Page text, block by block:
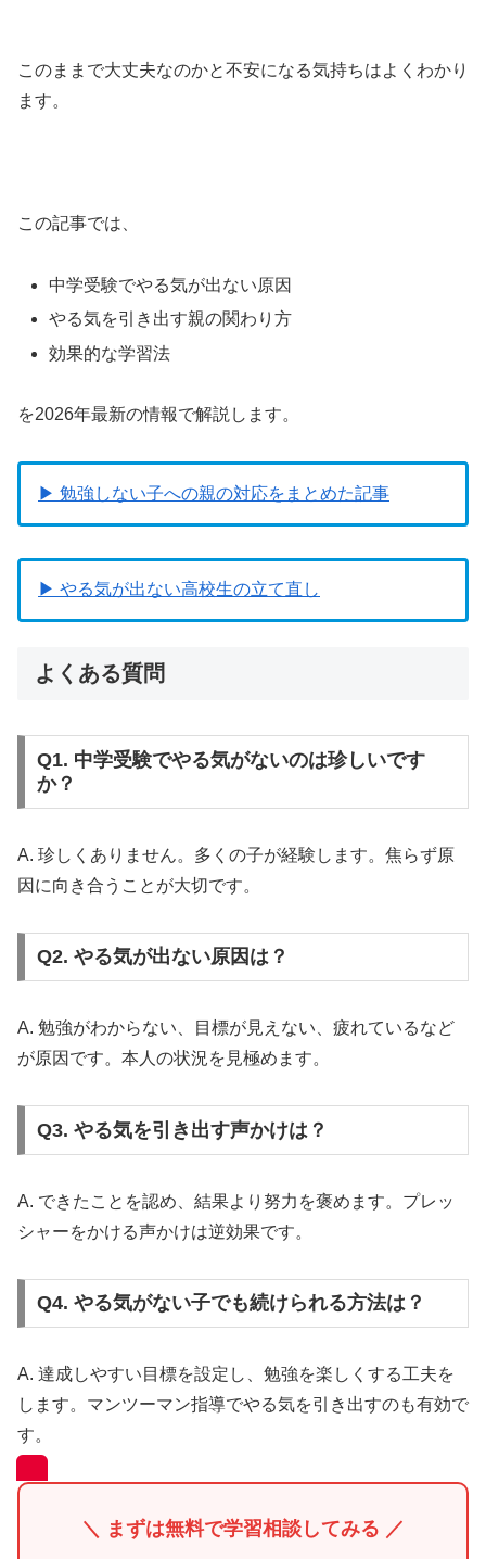
このままで大丈夫なのかと不安になる気持ちはよくわかり
ます。
この記事では、
中学受験でやる気が出ない原因
やる気を引き出す親の関わり方
効果的な学習法
を2026年最新の情報で解説します。
▶ 勉強しない子への親の対応をまとめた記事
▶ やる気が出ない高校生の立て直し
よくある質問
Q1. 中学受験でやる気がないのは珍しいです
か？
A. 珍しくありません。多くの子が経験します。焦らず原
因に向き合うことが大切です。
Q2. やる気が出ない原因は？
A. 勉強がわからない、目標が見えない、疲れているなど
が原因です。本人の状況を見極めます。
Q3. やる気を引き出す声かけは？
A. できたことを認め、結果より努力を褒めます。プレッ
シャーをかける声かけは逆効果です。
Q4. やる気がない子でも続けられる方法は？
A. 達成しやすい目標を設定し、勉強を楽しくする工夫を
します。マンツーマン指導でやる気を引き出すのも有効で
す。
＼ まずは無料で学習相談してみる ／